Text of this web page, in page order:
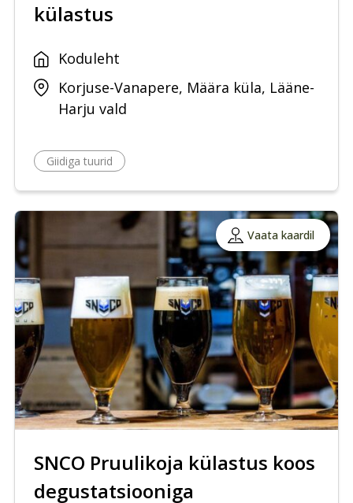
külastus
Koduleht
Korjuse-Vanapere, Määra küla, Lääne-
Harju vald
Giidiga tuurid
Vaata kaardil
SNCO Pruulikoja külastus koos
degustatsiooniga